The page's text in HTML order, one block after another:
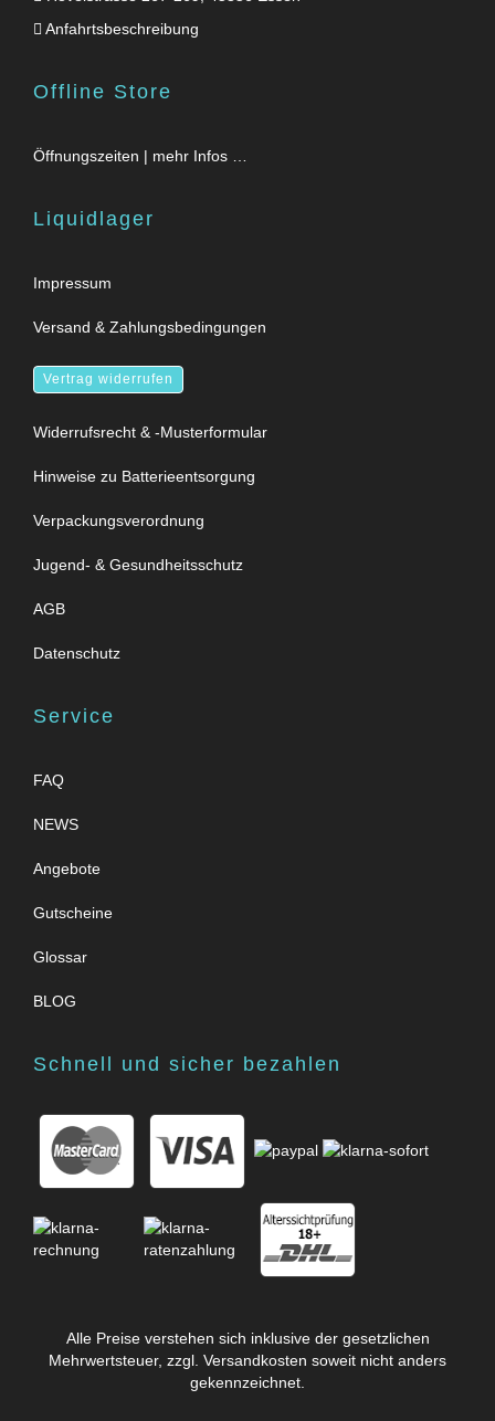
Anfahrtsbeschreibung
Offline Store
Öffnungszeiten | mehr Infos …
Liquidlager
Impressum
Versand & Zahlungsbedingungen
Vertrag widerrufen
Widerrufsrecht & -Musterformular
Hinweise zu Batterieentsorgung
Verpackungsverordnung
Jugend- & Gesundheitsschutz
AGB
Datenschutz
Service
FAQ
NEWS
Angebote
Gutscheine
Glossar
BLOG
Schnell und sicher bezahlen
Alle Preise verstehen sich inklusive der gesetzlichen
Mehrwertsteuer, zzgl. Versandkosten soweit nicht anders
gekennzeichnet.